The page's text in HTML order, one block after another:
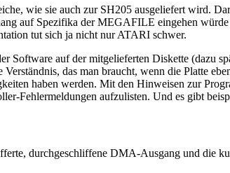
wie sie auch zur SH205 ausgeliefert wird.
auf Spezifika der MEGAFILE eingehen
tut sich ja nicht nur ATARI schwer.
Software auf der mitgelieferten Diskette
das man braucht, wenn die Platte
haben werden. Mit den Hinweisen zur
Fehlermeldungen aufzulisten. Und es gibt
durchgeschliffene DMA-Ausgang und die